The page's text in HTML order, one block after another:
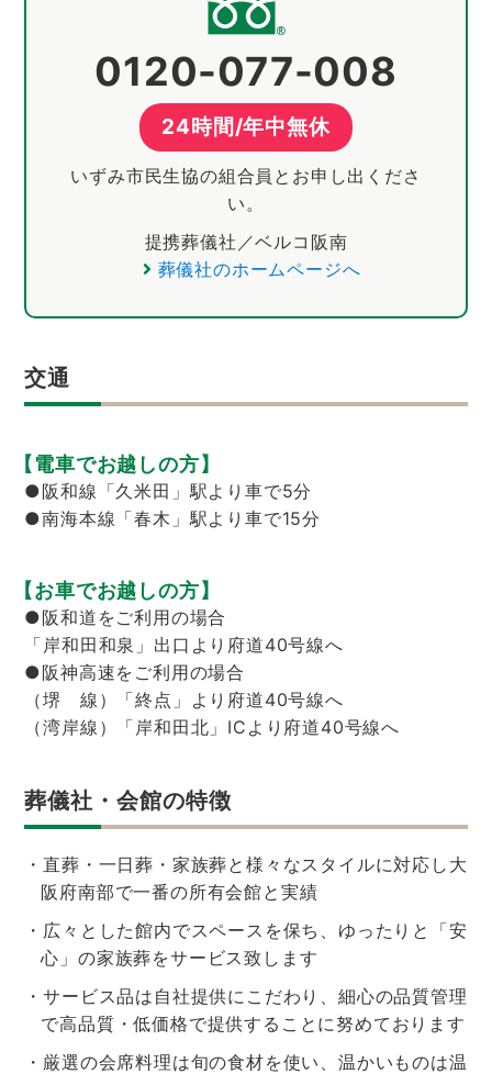
0120-077-008
24時間/年中無休
いずみ市民生協の組合員とお申し出くださ
い。
提携葬儀社／ベルコ阪南
葬儀社のホームページへ
交通
【電車でお越しの方】
●阪和線「久米田」駅より車で5分
●南海本線「春木」駅より車で15分
【お車でお越しの方】
●阪和道をご利用の場合
「岸和田和泉」出口より府道40号線へ
●阪神高速をご利用の場合
（堺 線）「終点」より府道40号線へ
（湾岸線）「岸和田北」ICより府道40号線へ
葬儀社・会館の特徴
・直葬・一日葬・家族葬と様々なスタイルに対応し大
阪府南部で一番の所有会館と実績
・広々とした館内でスペースを保ち、ゆったりと「安
心」の家族葬をサービス致します
・サービス品は自社提供にこだわり、細心の品質管理
で高品質・低価格で提供することに努めております
・厳選の会席料理は旬の食材を使い、温かいものは温